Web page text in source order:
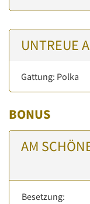
UNTREUE
Gattung: Polka
BONUS
AM
Besetzung: